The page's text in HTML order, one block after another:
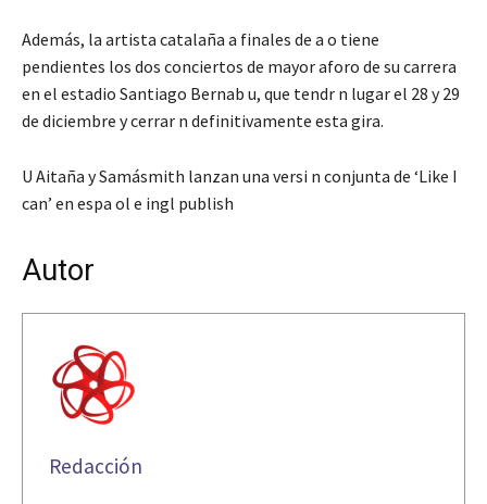
Además, la artista catalaña a finales de a o tiene
pendientes los dos conciertos de mayor aforo de su carrera
en el estadio Santiago Bernab u, que tendr n lugar el 28 y 29
de diciembre y cerrar n definitivamente esta gira.
U Aitaña y Samásmith lanzan una versi n conjunta de ‘Like I
can’ en espa ol e ingl publish
Autor
Redacción